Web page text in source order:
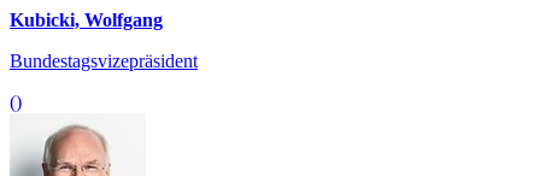
Kubicki, Wolfgang
Bundestagsvizepräsident
()